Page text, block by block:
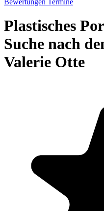
Bewertungen Termine
Plastisches
Suche nach
Valerie Otte